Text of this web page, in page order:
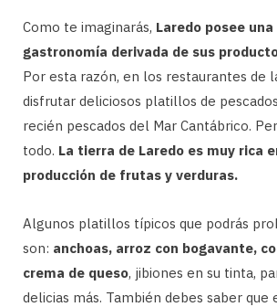
Como te imaginarás, Laredo posee una
gastronomía derivada de sus
Por esta razón, en los restaurantes de
disfrutar deliciosos platillos de
recién pescados del Mar Cantábrico.
todo. La tierra de Laredo es muy rica
producción de frutas y verduras.
Algunos platillos típicos que podrás
son: anchoas, arroz con bogavante,
crema de queso, jibiones en su tinta,
delicias más. También debes saber que